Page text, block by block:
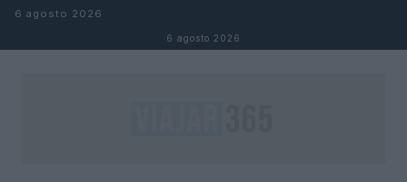
Saltar al contenido
6 agosto 2026
6 agosto 2026